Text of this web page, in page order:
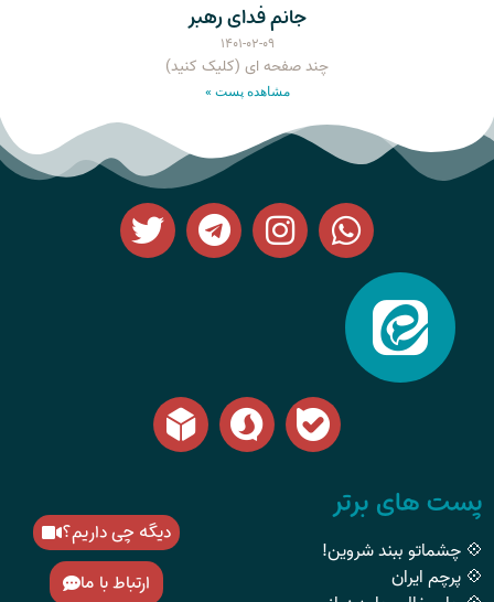
جانم فدای رهبر
۱۴۰۱-۰۲-۰۹
چند صفحه ای (کلیک کنید)
مشاهده پست »
پست های برتر
💠 چشماتو ببند شروین!
💠 پرچم ایران
دیگه چی داریم؟
ارتباط با ما